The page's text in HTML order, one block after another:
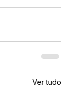
Ver tudo